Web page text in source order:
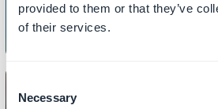
provided to them or that they’ve
of their services.
Selection
Necessary